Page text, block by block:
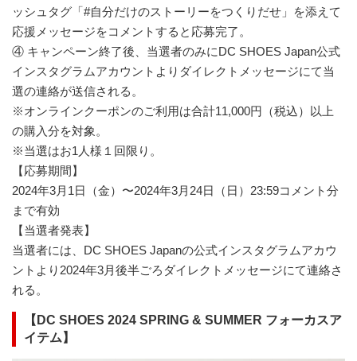
ッシュタグ「#自分だけのストーリーをつくりだせ」を添えて
応援メッセージをコメントすると応募完了。
④ キャンペーン終了後、当選者のみにDC SHOES Japan公式
インスタグラムアカウントよりダイレクトメッセージにて当
選の連絡が送信される。
※オンラインクーポンのご利用は合計11,000円（税込）以上
の購入分を対象。
※当選はお1人様１回限り。
【応募期間】
2024年3月1日（金）〜2024年3月24日（日）23:59コメント分
まで有効
【当選者発表】
当選者には、DC SHOES Japanの公式インスタグラムアカウ
ントより2024年3月後半ごろダイレクトメッセージにて連絡さ
れる。
【DC SHOES 2024 SPRING & SUMMER フォーカスア
イテム】